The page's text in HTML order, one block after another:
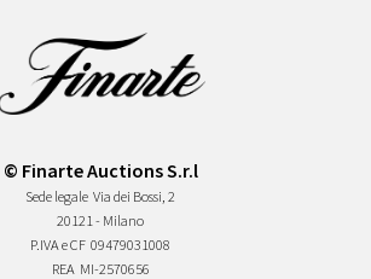
© Finarte Auctions S.r.l
Sede legale Via dei Bossi, 2
20121 - Milano
P.IVA e CF 09479031008
REA MI-2570656